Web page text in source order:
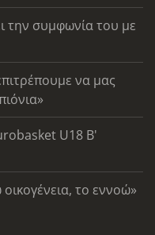
την συμφωνία του με
να μας
U18 Β'
το εννοώ»